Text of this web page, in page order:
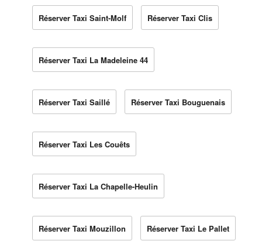
Réserver Taxi Saint-Molf Réserver Taxi Clis
Réserver Taxi La Madeleine 44
Réserver Taxi Saillé Réserver Taxi Bouguenais
Réserver Taxi Les Couêts
Réserver Taxi La Chapelle-Heulin
Réserver Taxi Mouzillon Réserver Taxi Le Pallet